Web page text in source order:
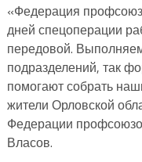
«Федерация
дней спецоперации
передовой.
подразделений, так
помогают собрать
жители Орловской
Федерации
Власов.